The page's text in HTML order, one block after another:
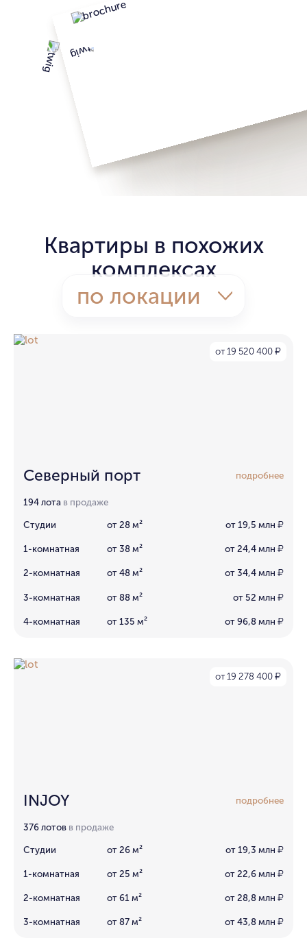
Квартиры в похожих
комплексах
по локации
от 19 520 400 ₽
Северный порт подробнее
194 лота в продаже
Студии от 28 м² от 19,5 млн ₽
1-комнатная от 38 м² от 24,4 млн ₽
2-комнатная от 48 м² от 34,4 млн ₽
3-комнатная от 88 м² от 52 млн ₽
4-комнатная от 135 м² от 96,8 млн ₽
от 19 278 400 ₽
INJOY подробнее
376 лотов в продаже
Студии от 26 м² от 19,3 млн ₽
1-комнатная от 25 м² от 22,6 млн ₽
2-комнатная от 61 м² от 28,8 млн ₽
3-комнатная от 87 м² от 43,8 млн ₽